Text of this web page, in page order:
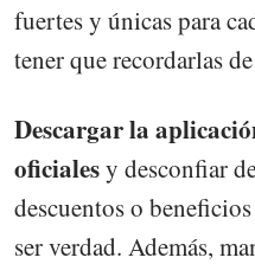
fuertes y únicas para
tener que recordarlas
Descargar la
oficialesy desconfiar
descuentos o
ser verdad. Además,